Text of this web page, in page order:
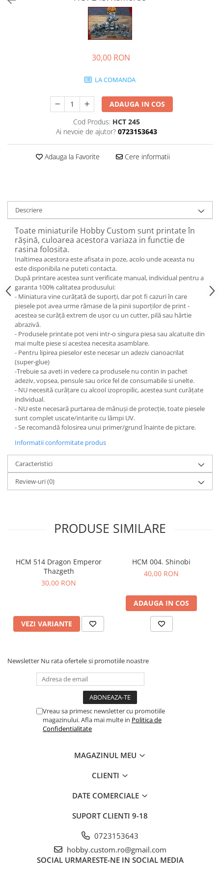
30,00 RON
LA COMANDA
ADAUGA IN COS
Cod Produs: HCT 245
Ai nevoie de ajutor? 0723153643
Adauga la Favorite Cere informatii
Descriere
Toate miniaturile Hobby Custom sunt printate în
rășină, culoarea acestora variaza in functie de
rasina folosita.
Inaltimea acestora este afisata in poze, acolo unde aceasta nu
este disponibila ne puteti contacta.
După printare acestea sunt verificate manual, individual pentru a
garanta 100% calitatea produsului:
- Miniatura vine curățată de suporți, dar pot fi cazuri în care
piesele pot avea urme rămase de la pinii suporților de print -
acestea se curăță extrem de ușor cu un cutter, pilă sau hârtie
abrazivă.
- Produsele printate pot veni intr-o singura piesa sau alcatuite din
mai multe piese si acestea necesita asamblare.
- Pentru lipirea pieselor este necesar un adeziv cianoacrilat
(super-glue)
-Trebuie sa aveti in vedere ca produsele nu contin in pachet
adeziv, vopsea, pensule sau orice fel de consumabile si unelte.
- NU necesită curățare cu alcool izopropilic, acestea sunt curățate
individual.
- NU este necesară purtarea de mănuși de protecție, toate piesele
sunt complet uscate/intarite cu lămpi UV.
- Se recomandă folosirea unui primer/grund înainte de pictare.
Informatii conformitate produs
Caracteristici
Review-uri(0)
PRODUSE SIMILARE
HCM 514 Dragon Emperor
Thazgeth
30,00 RON
VEZI VARIANTE
HCM 004. Shinobi
40,00 RON
ADAUGA IN COS
Newsletter Nu rata ofertele si promotiile noastre
Vreau sa primesc newsletter cu promotiile
magazinului. Afla mai multe in Politica de
Confidentialitate
MAGAZINUL MEU
CLIENTI
DATE COMERCIALE
SUPORT CLIENTI 9-18
0723153643
hobby.custom.ro@gmail.com
SOCIAL URMARESTE-NE IN SOCIAL MEDIA